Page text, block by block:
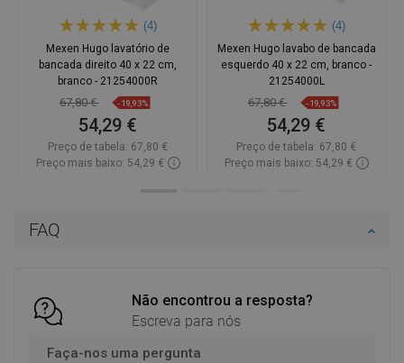
FAQ
Não encontrou a resposta?
Escreva para nós
Faça-nos uma pergunta
(4)
Mexen Hugo lavatório de
bancada direito 40 x 22 cm,
branco - 21254000R
67,80 € -19,93%
54,29 €
Preço de tabela: 67,80 €
Preço mais baixo: 54,29 €
(4)
Mexen Hugo lavabo de bancada
esquerdo 40 x 22 cm, branco -
21254000L
67,80 € -19,93%
54,29 €
Preço de tabela: 67,80 €
Preço mais baixo: 54,29 €